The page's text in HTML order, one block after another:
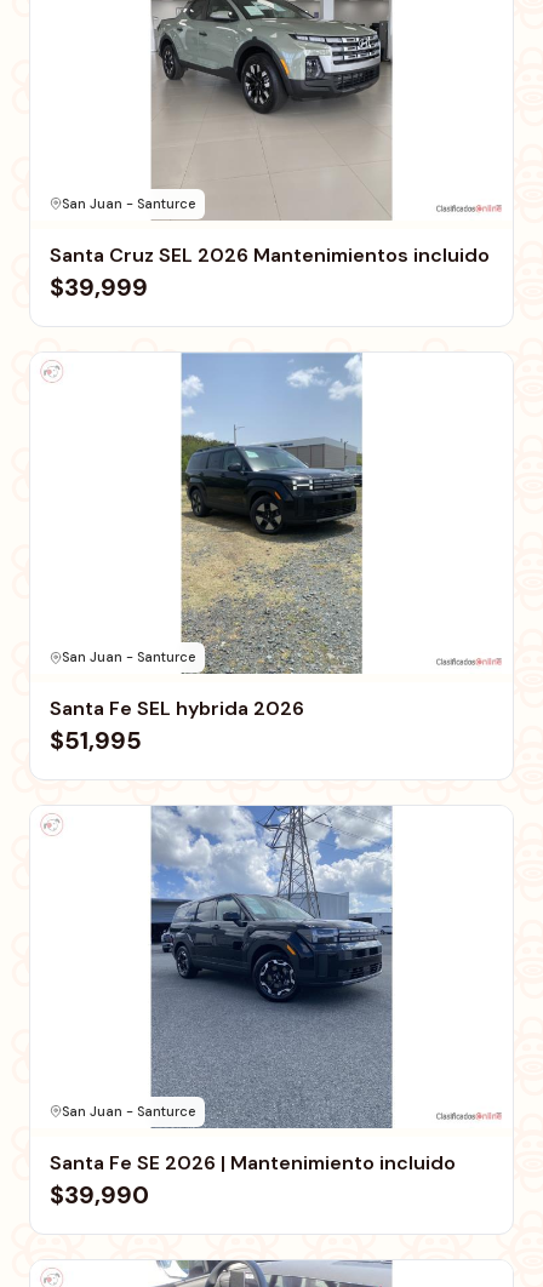
San Juan - Santurce
Santa Cruz SEL 2026 Mantenimientos incluido
$39,999
San Juan - Santurce
Santa Fe SEL hybrida 2026
$51,995
San Juan - Santurce
Santa Fe SE 2026 | Mantenimiento incluido
$39,990